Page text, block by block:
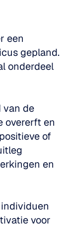
een
gepland.
onderdeel
van de
overerft en
of
en
voor